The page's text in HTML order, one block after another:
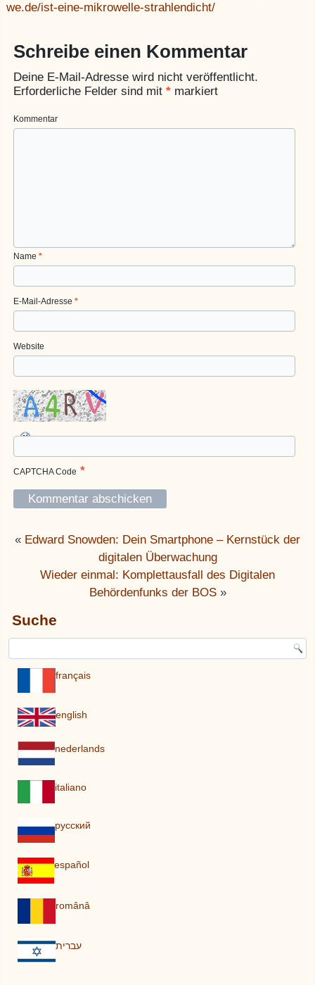
we.de/ist-eine-mikrowelle-strahlendicht/
Schreibe einen Kommentar
Deine E-Mail-Adresse wird nicht veröffentlicht.
Erforderliche Felder sind mit* markiert
Kommentar
Name*
E-Mail-Adresse*
Website
CAPTCHA Code *
« Edward Snowden: Dein Smartphone – Kernstück der
digitalen Überwachung
Wieder einmal: Komplettausfall des Digitalen
Behördenfunks der BOS»
Suche
français
english
nederlands
italiano
pусский
español
românâ
עברית